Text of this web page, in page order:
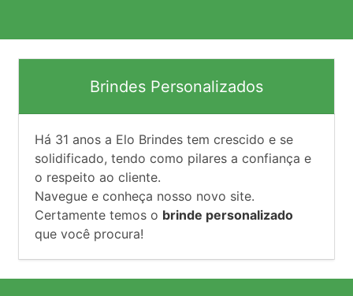
Brindes Personalizados
Há 31 anos a Elo Brindes tem crescido e se
solidificado, tendo como pilares a confiança e
o respeito ao cliente.
Navegue e conheça nosso novo site.
Certamente temos o brinde personalizado
que você procura!